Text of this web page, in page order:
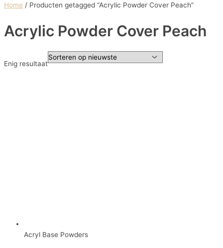
Home / Producten getagged “Acrylic Powder Cover Peach”
Acrylic Powder Cover Peach
Enig resultaat
Acryl Base Powders